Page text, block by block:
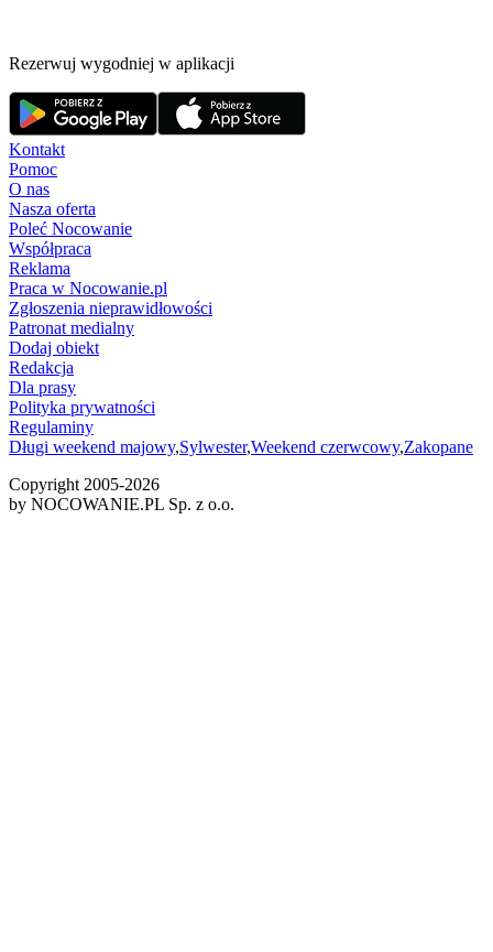
Rezerwuj wygodniej w aplikacji
Kontakt
Pomoc
O nas
Nasza oferta
Poleć Nocowanie
Współpraca
Reklama
Praca w Nocowanie.pl
Zgłoszenia nieprawidłowości
Patronat medialny
Dodaj obiekt
Redakcja
Dla prasy
Polityka prywatności
Regulaminy
Długi weekend majowy,Sylwester,Weekend czerwcowy,Zakopane
Copyright 2005-2026
by NOCOWANIE.PL Sp. z o.o.